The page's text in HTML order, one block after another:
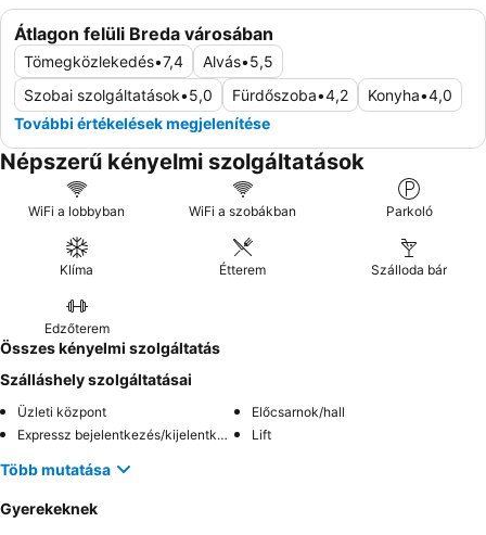
Átlagon felüli Breda városában
Tömegközlekedés•7,4 Alvás•5,5
Szobai szolgáltatások•5,0 Fürdőszoba•4,2 Konyha•4,0
További értékelések megjelenítése
Népszerű kényelmi szolgáltatások
WiFi a lobbyban WiFi a szobákban Parkoló
Klíma Étterem Szálloda bár
Edzőterem
Összes kényelmi szolgáltatás
Szálláshely szolgáltatásai
Üzleti központ
Előcsarnok/hall
Expressz bejelentkezés/kijelentkezés
Lift
Több mutatása
Gyerekeknek